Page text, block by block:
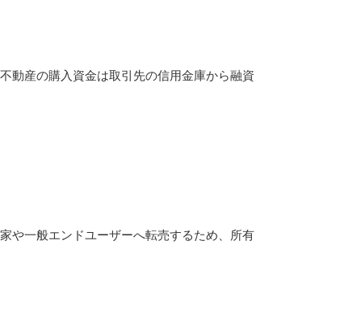
動産の購入資金は取引先の信用金庫から融資
や一般エンドユーザーへ転売するため、所有